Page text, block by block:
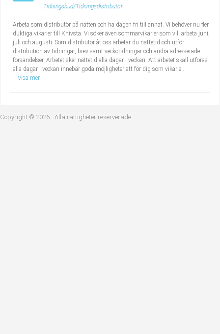
Tidningsbud/Tidningsdistributör
Arbeta som distributör på natten och ha dagen fri till annat. Vi behöver nu fler
duktiga vikarier till Knivsta. Vi söker även sommarvikarier som vill arbeta juni,
juli och augusti. Som distributör åt oss arbetar du nattetid och utför
distribution av tidningar, brev samt veckotidningar och andra adresserade
försändelser. Arbetet sker nattetid alla dagar i veckan. Att arbetet skall utföras
alla dagar i veckan innebär goda möjligheter att för dig som vikarie...
Visa mer
Copyright © 2026 - Alla rättigheter reserverade.